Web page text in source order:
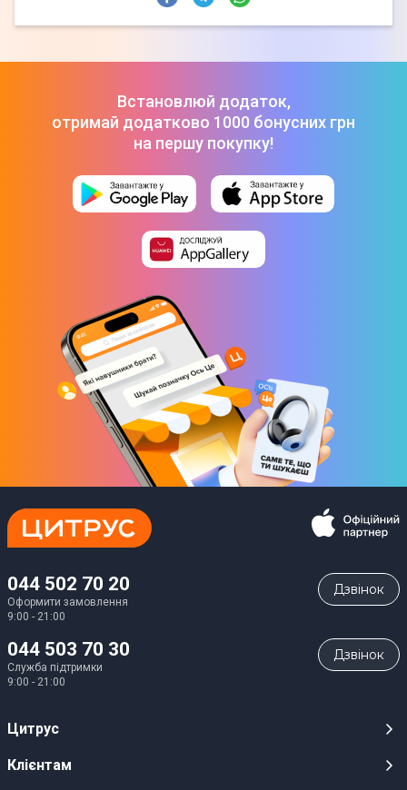
Встановлюй додаток,
отримай додатково 1000 бонусних грн
на першу покупку!
044 502 70 20
Оформити замовлення
9:00 - 21:00
Дзвiнок
044 503 70 30
Служба підтримки
9:00 - 21:00
Дзвiнок
Цитрус
Кар’єра
Клієнтам